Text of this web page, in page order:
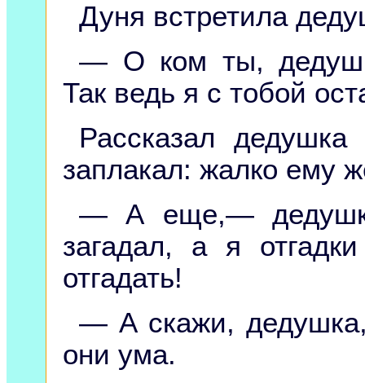
Дуня встретила
— О ком ты,
Так ведь я с тобой
Рассказал
заплакал: жалко ему
— А еще,— дедушка
загадал, а я
отгадать!
— А скажи,
они ума.